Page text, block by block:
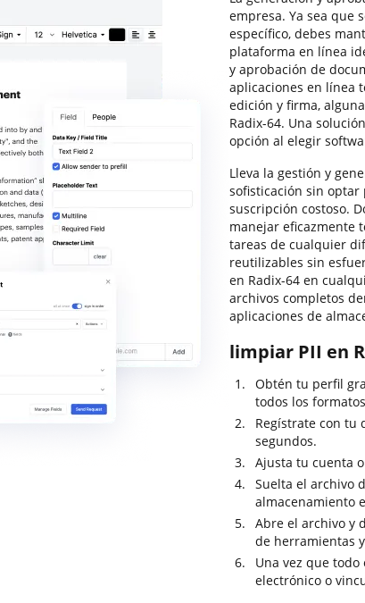
empresa. Ya sea que
específico, debes
plataforma en línea
y aprobación de
aplicaciones en línea
edición y firma,
Radix-64. Una
opción al elegir
Lleva la gestión y
sofisticación sin
suscripción costoso.
manejar eficazmente
tareas de cualquier
reutilizables sin
en Radix-64 en
archivos completos
aplicaciones de
limpiar PII en
Obtén tu perfil
todos los
Regístrate con tu
segundos.
Ajusta tu cuenta
Suelta el archivo
almacenamiento
Abre el archivo y
de herramientas
Una vez que
electrónico o